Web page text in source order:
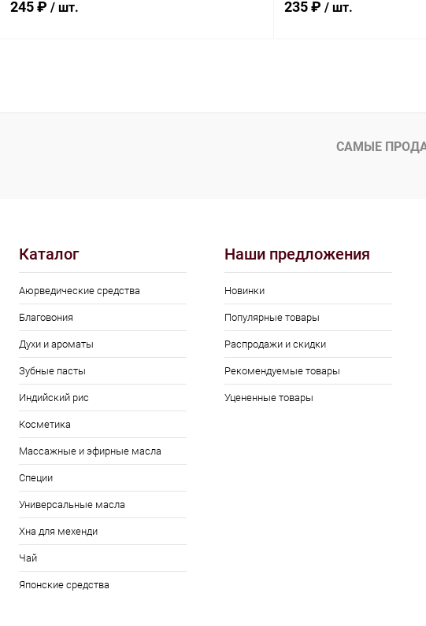
245 ₽ / шт.
Купить в 1 клик Сравнение
235 ₽ / шт.
Купить в 1 клик
В избранное
САМЫЕ
Каталог
Аюрведические средства
Благовония
Духи и ароматы
Зубные пасты
Индийский рис
Косметика
Массажные и эфирные масла
Специи
Универсальные масла
Хна для мехенди
Чай
Японские средства
Наши предложения
Новинки
Популярные товары
Распродажи и скидки
Рекомендуемые товары
Уцененные товары